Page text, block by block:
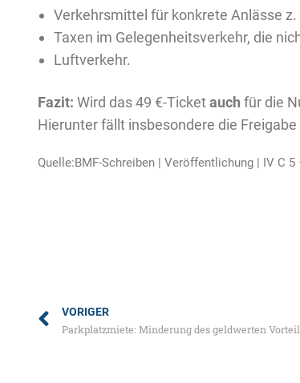
Verkehrsmittel für konkrete Anlässe
Taxen im Gelegenheitsverkehr, die
Luftverkehr.
Fazit: Wird das 49 €-Ticketauch für die
Hierunter fällt insbesondere die
Quelle:BMF-Schreiben | Veröffentlichung | IV C
VORIGER
Parkplatzmiete: Minderung des geldwerten